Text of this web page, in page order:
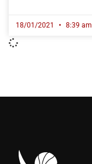
18/01/2021 8:39 am